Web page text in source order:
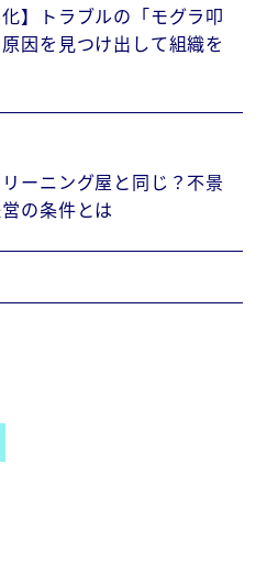
】トラブルの「モグラ叩
因を見つけ出して組織を
ーニング屋と同じ？不景
の条件とは